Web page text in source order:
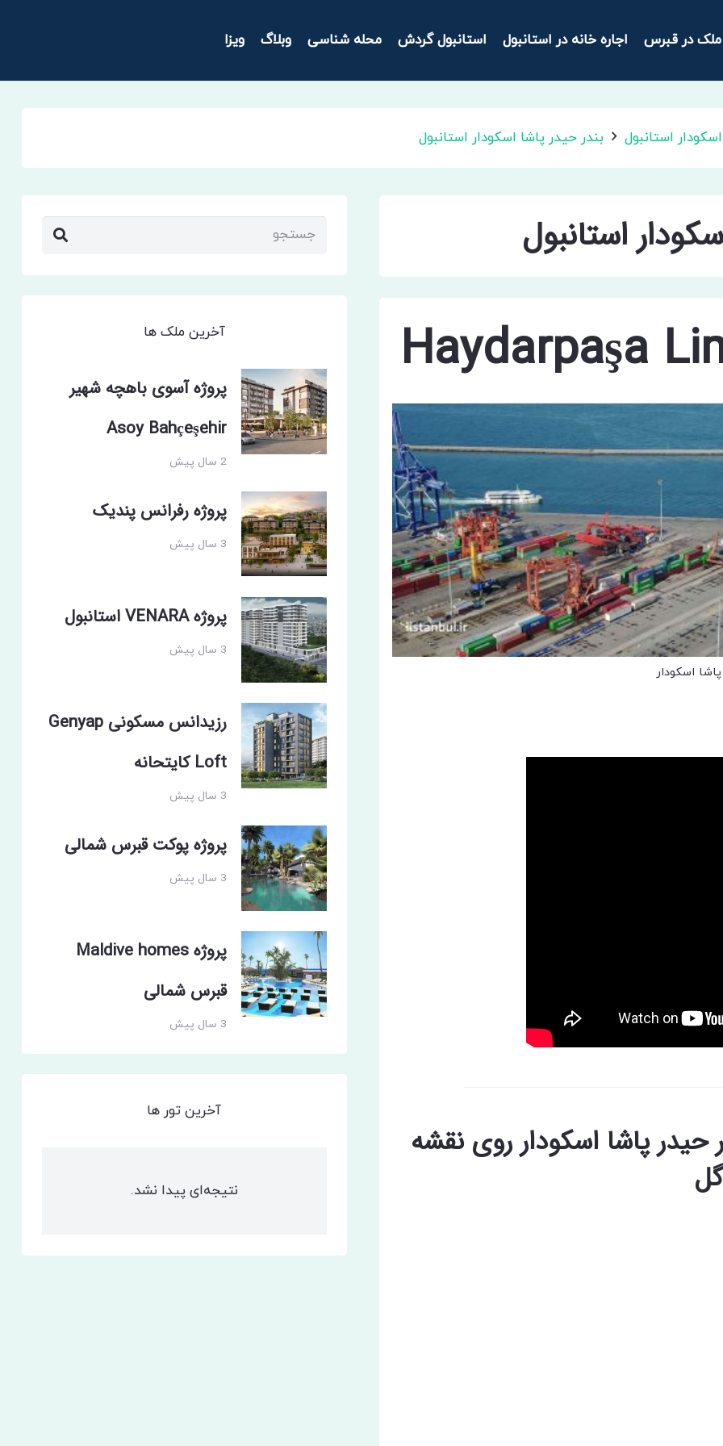
در قبرس اجاره خانه در استانبول استانبول گردش محله شناسی وبلاگ ویزا
استانبول بندر حیدر پاشا اسکودار استانبول
استانبول
Haydarpaşa
اسکودار
پاشا اسکودار روی نقشه
آخرین ملک ها
پروژه آسوی باهچه شهیر
Asoy Bahçeşehir
2 سال پیش
پروژه رفرانس پندیک
3 سال پیش
پروژه VENARA استانبول
3 سال پیش
رزیدانس مسکونی Genyap
Loft کایتحانه
3 سال پیش
پروژه پوکت قبرس شمالی
3 سال پیش
پروژه Maldive homes
قبرس شمالی
3 سال پیش
آخرین تور ها
نتیجه‌ای پیدا نشد.